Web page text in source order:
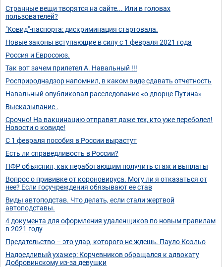
Странные вещи творятся на сайте... Или в головах
пользователей?
"Ковид"-паспорта: дискриминация стартовала.
Новые законы вступающие в силу с 1 февраля 2021 года
Россия и Евросоюз.
Так вот зачем прилетел А. Навальный !!!
Росприроднадзор напомнил, в каком виде сдавать отчетность
Навальный опубликовал расследование «о дворце Путина»
Высказывание .
Срочно! На вакцинацию отправят даже тех, кто уже переболел!
Новости о ковиде!
С 1 февраля пособия в России вырастут
Есть ли справедливость в России?
ПФР объяснил, как неработающим получить стаж и выплаты
Вопрос о прививке от короновируса. Могу ли я отказаться от
нее? Если госучреждения обязывают ее став
Виды автоподстав. Что делать, если стали жертвой
автоподставы.
4 документа для оформления удаленщиков по новым правилам
в 2021 году
Предательство – это удар, которого не ждешь. Пауло Коэльо
Надоедливый ухажер: Корчевников обращался к адвокату
Добровинскому из-за девушки